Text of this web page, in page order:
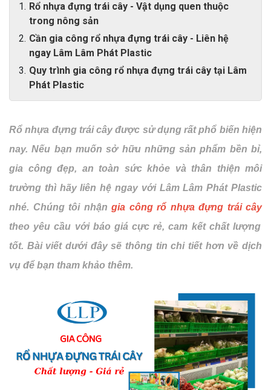
Rổ nhựa đựng trái cây - Vật dụng quen thuộc
trong nông sản
Cần gia công rổ nhựa đựng trái cây - Liên hệ
ngay Lâm Lâm Phát Plastic
Quy trình gia công rổ nhựa đựng trái cây tại Lâm
Phát Plastic
Rổ nhựa đựng trái cây được sử dụng rất phổ biến hiện
nay. Nếu bạn muốn sở hữu những sản phẩm bền bỉ,
gia công đẹp, an toàn sức khỏe và thân thiện môi
trường thì hãy liên hệ ngay với Lâm Lâm Phát Plastic
nhé. Chúng tôi nhận gia công rổ nhựa đựng trái cây
theo yêu cầu với báo giá cực rẻ, cam kết chất lượng
tốt. Bài viết dưới đây sẽ thông tin chi tiết hơn về dịch
vụ để bạn tham khảo thêm.